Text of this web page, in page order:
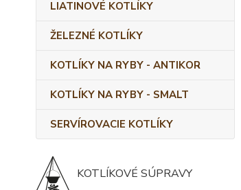
LIATINOVÉ KOTLÍKY
ŽELEZNÉ KOTLÍKY
KOTLÍKY NA RYBY - ANTIKOR
KOTLÍKY NA RYBY - SMALT
SERVÍROVACIE KOTLÍKY
KOTLÍKOVÉ SÚPRAVY